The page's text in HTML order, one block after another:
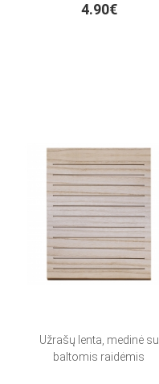
4.90€
Užrašų lenta, medinė su
baltomis raidėmis